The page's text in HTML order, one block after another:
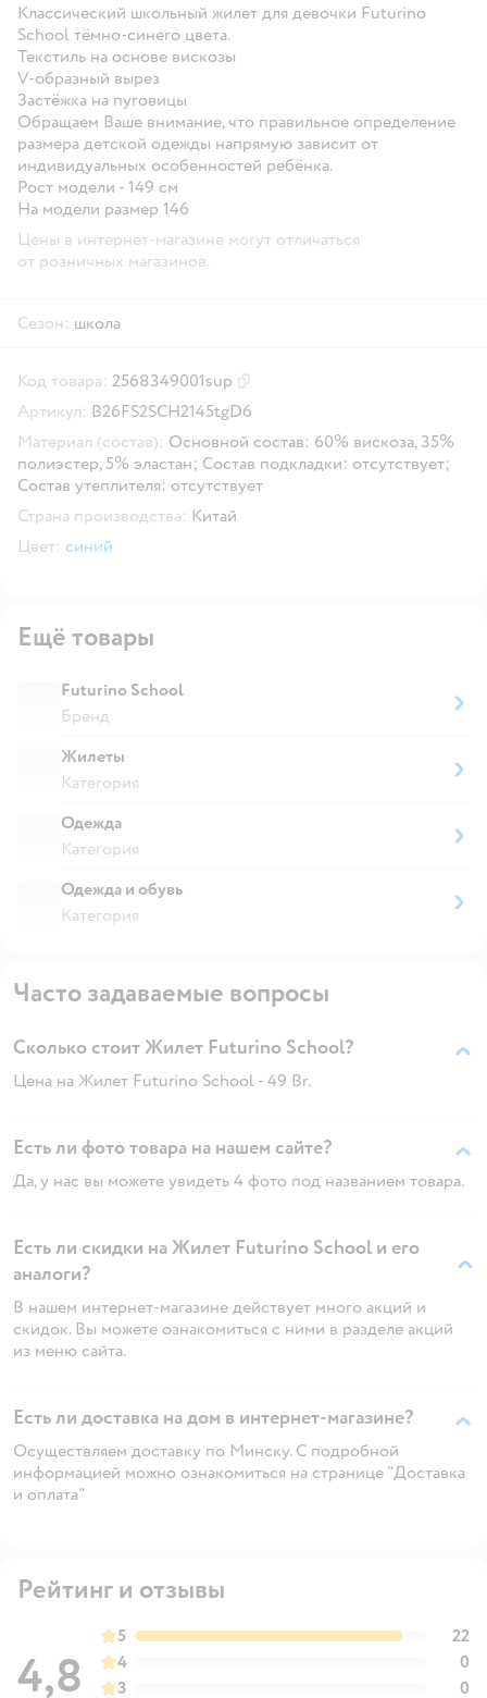
Классический школьный жилет для девочки Futurino
School тёмно-синего цвета.
Текстиль на основе вискозы
V-образный вырез
Застёжка на пуговицы
Обращаем Ваше внимание, что правильное определение
размера детской одежды напрямую зависит от
индивидуальных особенностей ребёнка.
Рост модели - 149 см
На модели размер 146
Цены в интернет-магазине могут отличаться
от розничных магазинов.
Сезон: школа
Код товара: 2568349001sup
Артикул: B26FS2SCH2145tgD6
Материал (состав): Основной состав: 60% вискоза, 35%
полиэстер, 5% эластан; Состав подкладки: отсутствует;
Состав утеплителя: отсутствует
Страна производства: Китай
Цвет: синий
Ещё товары
Futurino School
Бренд
Жилеты
Категория
Одежда
Категория
Одежда и обувь
Категория
Часто задаваемые вопросы
Сколько стоит Жилет Futurino School?
Цена на Жилет Futurino School - 49 Br.
Есть ли фото товара на нашем сайте?
Да, у нас вы можете увидеть 4 фото под названием товара.
Есть ли скидки на Жилет Futurino School и его
аналоги?
В нашем интернет-магазине действует много акций и
скидок. Вы можете ознакомиться с ними в разделе акций
из меню сайта.
Есть ли доставка на дом в интернет-магазине?
Осуществляем доставку по Минску. С подробной
информацией можно ознакомиться на странице "Доставка
и оплата"
Рейтинг и отзывы
4,8
5
22
4
0
3
0